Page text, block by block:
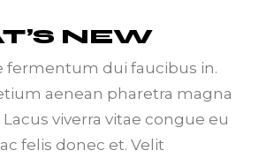
NEW
fermentum dui faucibus in.
aenean pharetra magna
Lacus viverra vitae congue eu
felis donec et. Velit